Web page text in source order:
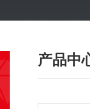
产品中